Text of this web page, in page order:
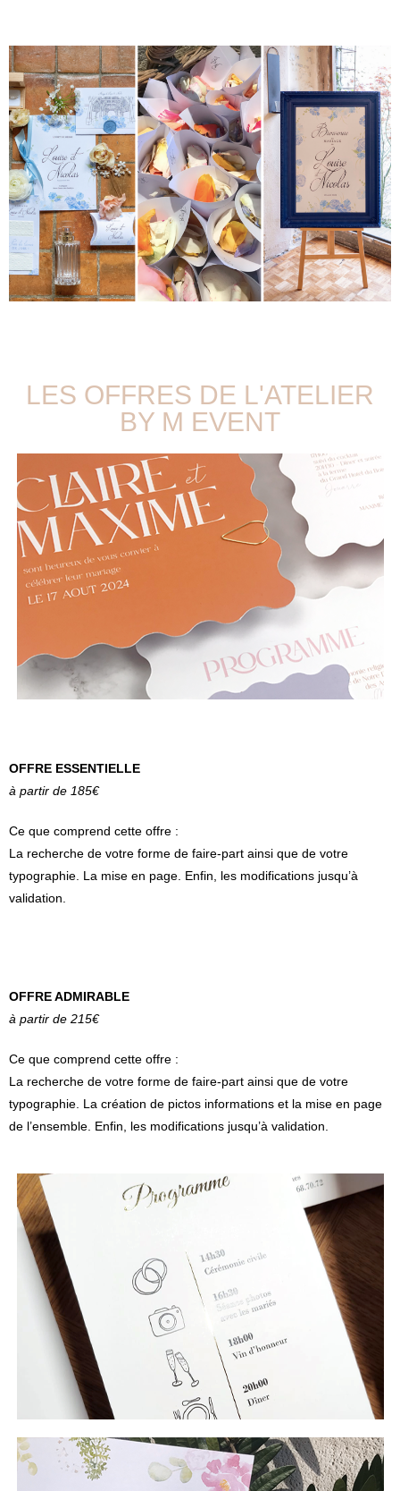
LES OFFRES DE L'ATELIER
BY M EVENT​
OFFRE ESSENTIELLE
à partir de 185€
Ce que comprend cette offre :
La recherche de votre forme de faire-part ainsi que de votre
typographie. La mise en page. Enfin, les modifications jusqu’à
validation.
OFFRE ADMIRABLE
à partir de 215€
Ce que comprend cette offre :
La recherche de votre forme de faire-part ainsi que de votre
typographie. La création de pictos informations et la mise en page
de l’ensemble. Enfin, les modifications jusqu’à validation.